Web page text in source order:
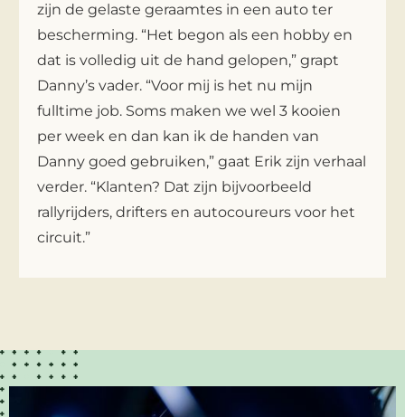
zijn de gelaste geraamtes in een auto ter
bescherming. “Het begon als een hobby en
dat is volledig uit de hand gelopen,” grapt
Danny’s vader. “Voor mij is het nu mijn
fulltime job. Soms maken we wel 3 kooien
per week en dan kan ik de handen van
Danny goed gebruiken,” gaat Erik zijn verhaal
verder. “Klanten? Dat zijn bijvoorbeeld
rallyrijders, drifters en autocoureurs voor het
circuit.”